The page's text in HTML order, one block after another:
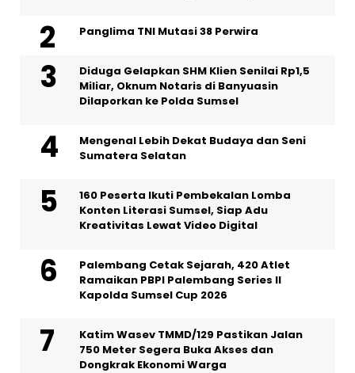
Panglima TNI Mutasi 38 Perwira
Diduga Gelapkan SHM Klien Senilai Rp1,5
Miliar, Oknum Notaris di Banyuasin
Dilaporkan ke Polda Sumsel ‎
Mengenal Lebih Dekat Budaya dan Seni
Sumatera Selatan
160 Peserta Ikuti Pembekalan Lomba
Konten Literasi Sumsel, Siap Adu
Kreativitas Lewat Video Digital ‎
Palembang Cetak Sejarah, 420 Atlet
Ramaikan PBPI Palembang Series II
Kapolda Sumsel Cup 2026
Katim Wasev TMMD/129 Pastikan Jalan
750 Meter Segera Buka Akses dan
Dongkrak Ekonomi Warga